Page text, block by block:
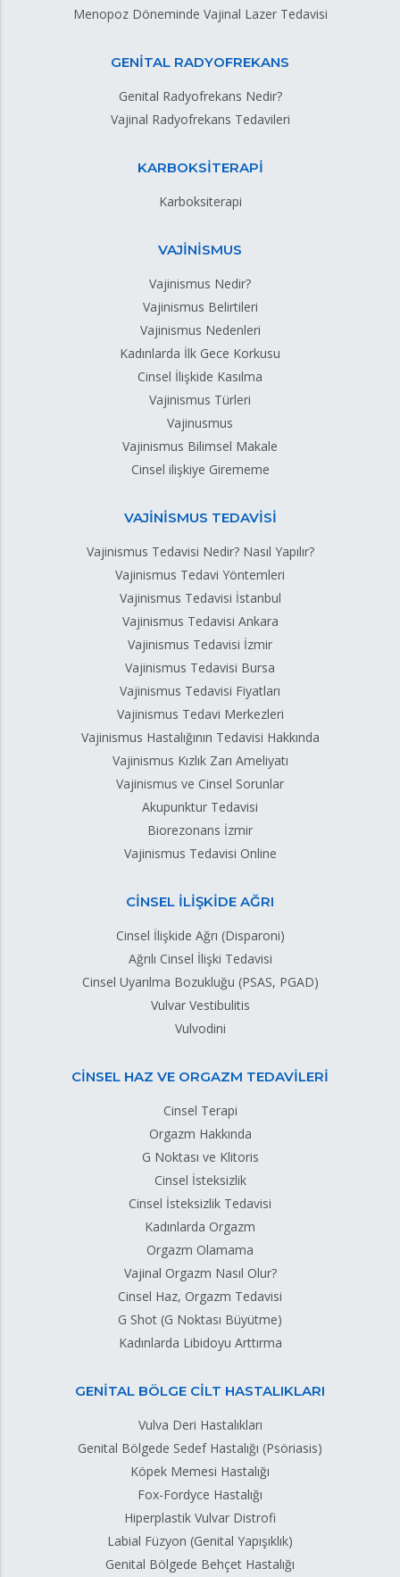
Menopoz Döneminde Vajinal Lazer Tedavisi
GENİTAL RADYOFREKANS
Genital Radyofrekans Nedir?
Vajinal Radyofrekans Tedavileri
KARBOKSİTERAPİ
Karboksiterapi
VAJİNİSMUS
Vajinismus Nedir?
Vajinismus Belirtileri
Vajinismus Nedenleri
Kadınlarda İlk Gece Korkusu
Cinsel İlişkide Kasılma
Vajinismus Türleri
Vajinusmus
Vajinismus Bilimsel Makale
Cinsel ilişkiye Girememe
VAJİNİSMUS TEDAVİSİ
Vajinismus Tedavisi Nedir? Nasıl Yapılır?
Vajinismus Tedavi Yöntemleri
Vajinismus Tedavisi İstanbul
Vajinismus Tedavisi Ankara
Vajinismus Tedavisi İzmir
Vajinismus Tedavisi Bursa
Vajinismus Tedavisi Fiyatları
Vajinismus Tedavi Merkezleri
Vajinismus Hastalığının Tedavisi Hakkında
Vajinismus Kızlık Zarı Ameliyatı
Vajinismus ve Cinsel Sorunlar
Akupunktur Tedavisi
Biorezonans İzmir
Vajinismus Tedavisi Online
CİNSEL İLİŞKİDE AĞRI
Cinsel İlişkide Ağrı (Disparoni)
Ağrılı Cinsel İlişki Tedavisi
Cinsel Uyarılma Bozukluğu (PSAS, PGAD)
Vulvar Vestibulitis
Vulvodini
CİNSEL HAZ VE ORGAZM TEDAVİLERİ
Cinsel Terapi
Orgazm Hakkında
G Noktası ve Klitoris
Cinsel İsteksizlik
Cinsel İsteksizlik Tedavisi
Kadınlarda Orgazm
Orgazm Olamama
Vajinal Orgazm Nasıl Olur?
Cinsel Haz, Orgazm Tedavisi
G Shot (G Noktası Büyütme)
Kadınlarda Libidoyu Arttırma
GENİTAL BÖLGE CİLT HASTALIKLARI
Vulva Deri Hastalıkları
Genital Bölgede Sedef Hastalığı (Psöriasis)
Köpek Memesi Hastalığı
Fox-Fordyce Hastalığı
Hiperplastik Vulvar Distrofi
Labial Füzyon (Genital Yapışıklık)
Genital Bölgede Behçet Hastalığı